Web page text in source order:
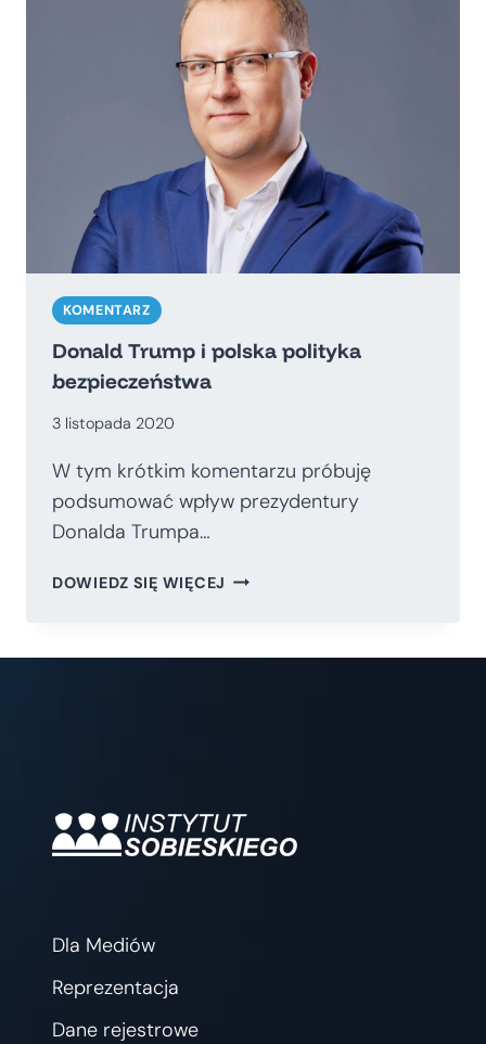
KOMENTARZ
Donald Trump i polska polityka
bezpieczeństwa
3 listopada 2020
W tym krótkim komentarzu próbuję
podsumować wpływ prezydentury
Donalda Trumpa…
DOWIEDZ SIĘ WIĘCEJ DONALD
Dla Mediów
Reprezentacja
Dane rejestrowe